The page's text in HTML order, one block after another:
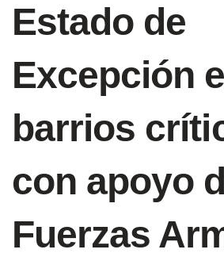
Estado de
Excepción
barrios
con apoyo
Fuerzas